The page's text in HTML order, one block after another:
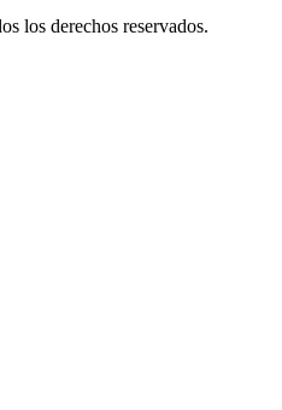
los derechos reservados.